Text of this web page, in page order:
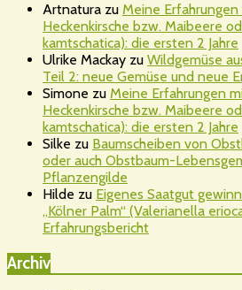
Artnatura zu Meine
Heckenkirsche bzw. Maibeere
kamtschatica): die ersten 2 Jahre
Ulrike Mackay zu Wildgemüse
Teil 2: neue Gemüse und neue
Simone zu Meine Erfahrungen
Heckenkirsche bzw. Maibeere
kamtschatica): die ersten 2 Jahre
Silke zu Baumscheiben von
oder auch Obstbaum-
Pflanzengilde
Hilde zu Eigenes Saatgut
„Kölner Palm“ (Valerianella
Erfahrungsbericht
Archiv